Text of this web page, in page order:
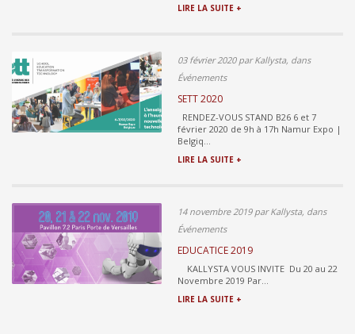
LIRE LA SUITE +
03 février 2020 par Kallysta, dans
Événements
SETT 2020
RENDEZ-VOUS STAND B26 6 et 7
février 2020 de 9h à 17h Namur Expo |
Belgiq...
LIRE LA SUITE +
14 novembre 2019 par Kallysta, dans
Événements
EDUCATICE 2019
KALLYSTA VOUS INVITE Du 20 au 22
Novembre 2019 Par...
LIRE LA SUITE +